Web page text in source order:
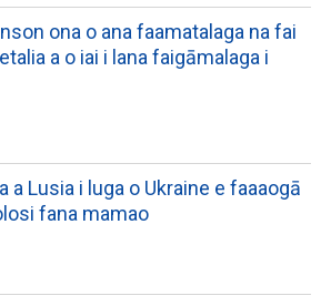
ona o ana faamatalaga na fai
a o iai i lana faigāmalaga i
a Lusia i luga o Ukraine e faaaogā
fana mamao